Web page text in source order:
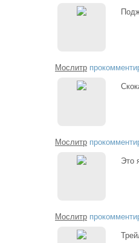
Мослитр
Мослитр
Это
Мослитр